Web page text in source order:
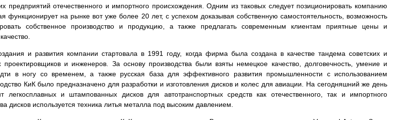
предприятий отечественного и импортного происхождения. Одним из таковых следует позиционировать компанию
функционирует на рынке вот уже более 20 лет, с успехом доказывая собственную самостоятельность, возможность
собственное производство и продукцию, а также предлагать современным клиентам приятные цены и
и развития компании стартовала в 1991 году, когда фирма была создана в качестве тандема советских и
проектировщиков и инженеров. За основу производства были взяты немецкое качество, долговечность, умение и
в ногу со временем, а также русская база для эффективного развития промышленности с использованием
КиК было предназначено для разработки и изготовления дисков и колес для авиации. На сегодняшний же день
и штампованных дисков для автотранспортных средств как отечественного, так и импортного
дисков используется техника литья металла под высоким давлением.